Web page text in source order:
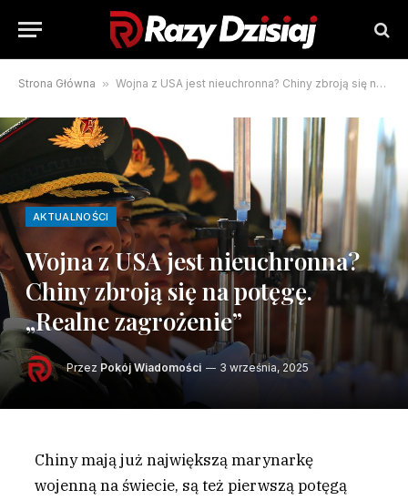
Strona Główna » Wojna z USA jest nieuchronna? Chiny zbroją się na potęgę. „Realne zagrożenie”
AKTUALNOŚCI
Wojna z USA jest nieuchronna?
Chiny zbroją się na potęgę.
„Realne zagrożenie”
Przez Pokój Wiadomości 3 września, 2025
Chiny mają już największą marynarkę
wojenną na świecie, są też pierwszą potęgą